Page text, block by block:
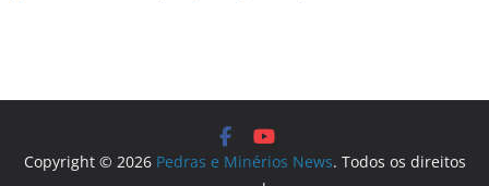
Copyright © 2026 Pedras e Minérios News. Todos os direitos